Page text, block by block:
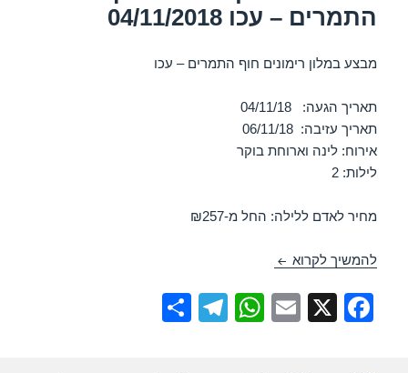
התמרים – עכו 04/11/2018
מבצע במלון רימונים חוף התמרים – עכו
תאריך הגעה: 04/11/18
תאריך עזיבה: 06/11/18
אירוח: לינה וארוחת בוקר
לילות: 2
מחיר לאדם ללילה: החל מ-₪257
להמשיך לקרוא חופשה במלון רימונים חוף התמרים – עכו 04/11/2018
F
X
E
W
T